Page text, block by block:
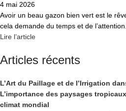
4 mai 2026
Avoir un beau gazon bien vert est le
cela demande du temps et de
Lire l’article
Articles récents
L’Art du Paillage et de l’Irrigation
L’importance des paysages
climat mondial